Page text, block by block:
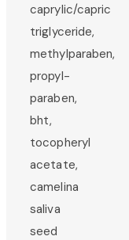
caprylic/capric
triglyceride,
methylparaben,
propyl-
paraben,
bht,
tocopheryl
acetate,
camelina
saliva
seed